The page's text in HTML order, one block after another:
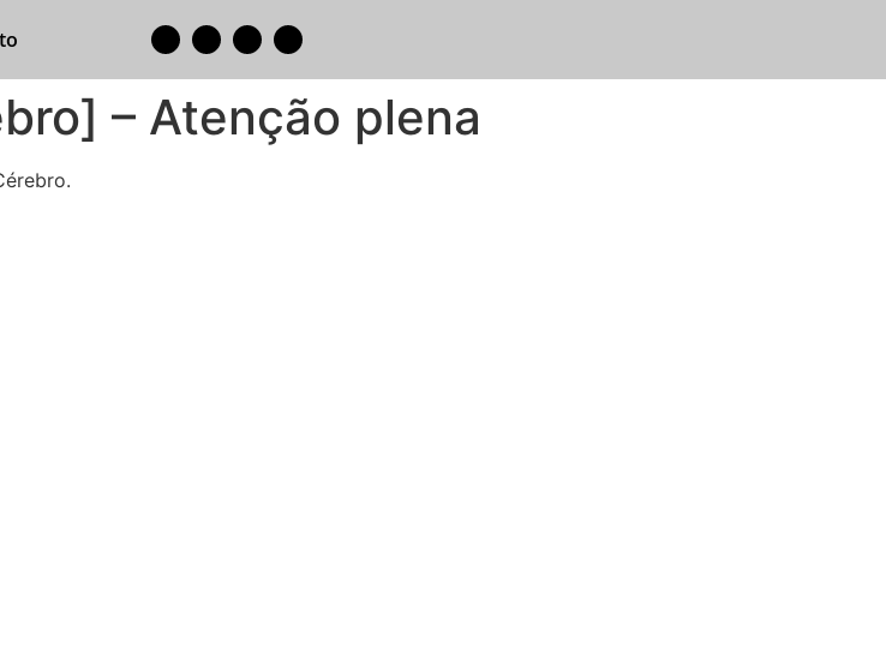
– Atenção plena